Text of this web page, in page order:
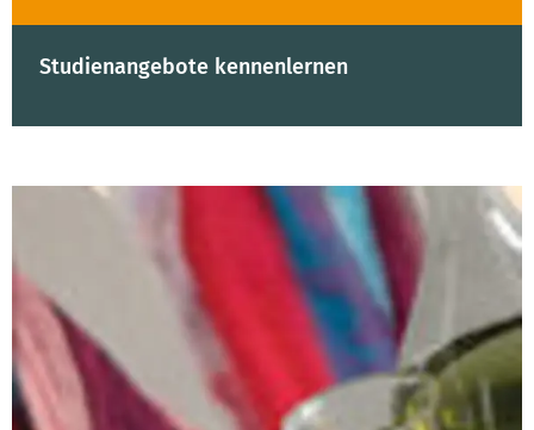
Studienangebote kennenlernen